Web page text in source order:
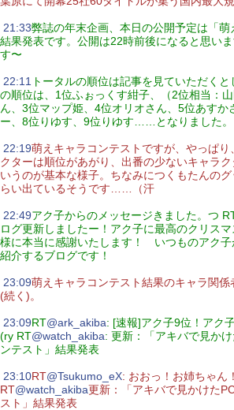
21:33弊誌の年末企画、本日の公開予定は「
結果発表です。公開は22時前後になると思い
す〜
22:11 トータルの順位は記事を見ていただく
の順位は、1位ふぉっくす紺子、（2位相当：
ん、3位マップ姫、4位オリオさん、5位あすか
ー、8位りゆす、9位りゆす……となりました。
22:19萌えキャラコンテストですが、やっぱり
クターは順位があがり、出番の少ないキャラ
いうのが基本な様子。ちなみにつくもたんの
らい出ているそうです……（汗
22:49アク子からのメッセージきました。つ
ログ更新しましたー！アク子に最高のクリス
様に本当に感謝いたします！ いつものアク子
紹介するブログです！
23:09萌えキャラコンテスト結果のキャラ関
(続く)。
23:09RT@ark_akiba: [速報]アク子9位！アク
(ry RT@watch_akiba: 更新：「アキバで見か
ンテスト」結果発表
23:10RT@Tsukumo_eX: おおっ！お姉ちゃん
RT@watch_akiba更新：「アキバで見かけた
スト」結果発表